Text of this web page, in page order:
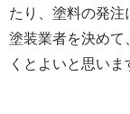
たり、塗料の発注
塗装業者を決めて
くとよいと思いま